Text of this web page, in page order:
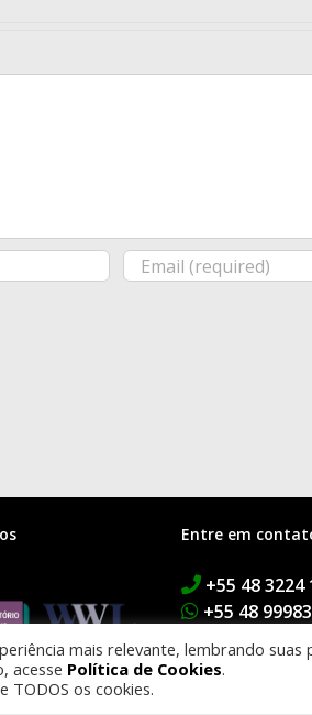
Entre em
+55 48 3224
+55 48
mais relevante, lembrando suas
acesse Política de Cookies.
TODOS os cookies.